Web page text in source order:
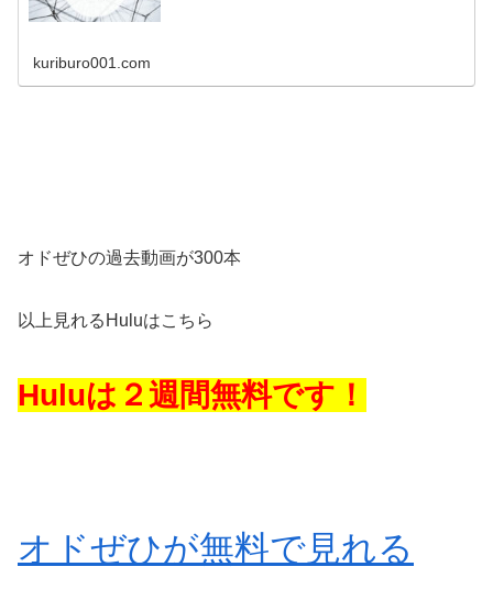
kuriburo001.com
オドぜひの過去動画が300本
以上見れるHuluはこちら
Huluは２週間無料です！
オドぜひが無料で見れる